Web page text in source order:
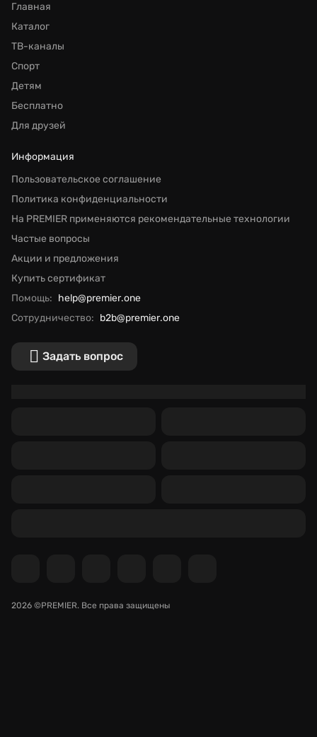
Главная
Каталог
ТВ-каналы
Спорт
Детям
Бесплатно
Для друзей
Информация
Пользовательское соглашение
Политика конфиденциальности
На PREMIER применяются рекомендательные технологии
Частые вопросы
Акции и предложения
Купить сертификат
Помощь: help@premier.one
Сотрудничество: b2b@premier.one
Задать вопрос
2026 ©PREMIER. Все права защищены